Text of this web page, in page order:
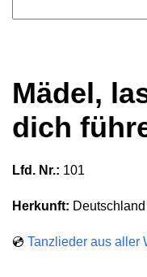
Mädel,
dich
Lfd. Nr.: 101
Herkunft: Deutschland
💿 Tanzlieder aus aller